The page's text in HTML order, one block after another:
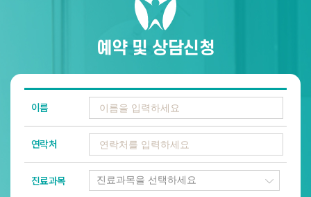
예약 및 상담신청
이름
연락처
진료과목